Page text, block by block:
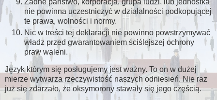
nie powinna uczestniczyć w działalności podkopującej
te prawa, wolności i normy.
Nic w treści tej deklaracji nie powinno powstrzymywać
władz przed gwarantowaniem ściślejszej ochrony
praw waleni.
Język którym się posługujemy jest ważny. To on w dużej
mierze wytwarza rzeczywistość naszych odniesień. Nie raz
już się zdarzało, że oksymorony stawały się jego częścią.